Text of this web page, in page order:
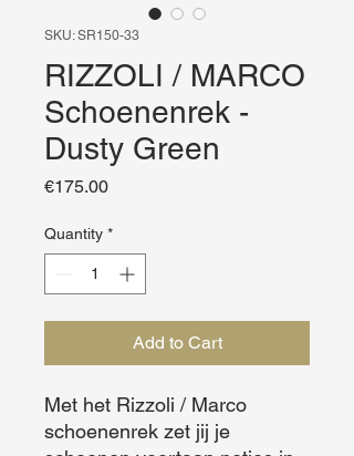
SKU: SR150-33
RIZZOLI / MARCO
Schoenenrek -
Dusty Green
€175.00Price
Quantity *
Add to Cart
Met het Rizzoli / Marco
schoenenrek zet jij je